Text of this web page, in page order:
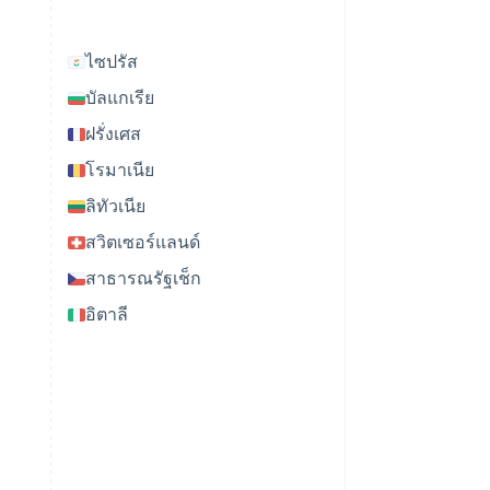
ไซปรัส
บัลแกเรีย
ฝรั่งเศส
โรมาเนีย
ลิทัวเนีย
สวิตเซอร์แลนด์
สาธารณรัฐเช็ก
อิตาลี